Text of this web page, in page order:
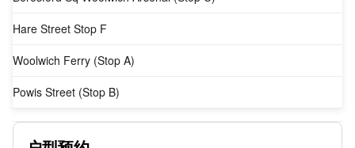
Hare Street Stop F
Woolwich Ferry (Stop A)
Powis Street (Stop B)
Calderwood Street Stop V